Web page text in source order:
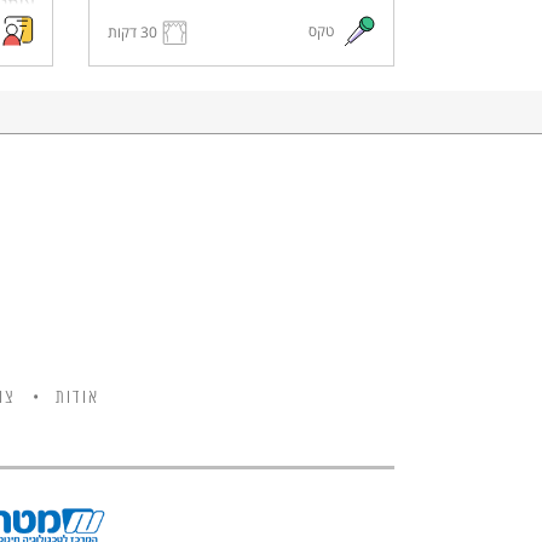
לחללי מערכות ישראל ונפגעי פעולות
האיבה, אותו נקדיש כדי לזכור את
טקס 30 דקות
אודות